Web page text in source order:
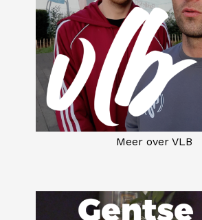
Meer over VLB